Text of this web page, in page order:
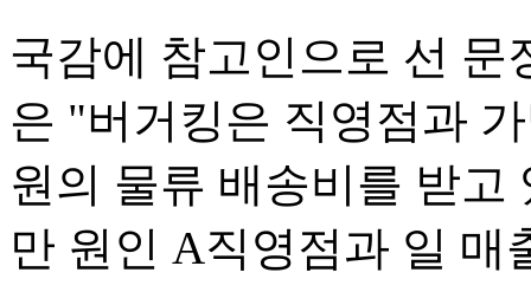
국감에 참고인으로 선 문
은 "버거킹은 직영점과
원의 물류 배송비를 받고
만 원인 A직영점과 일 매